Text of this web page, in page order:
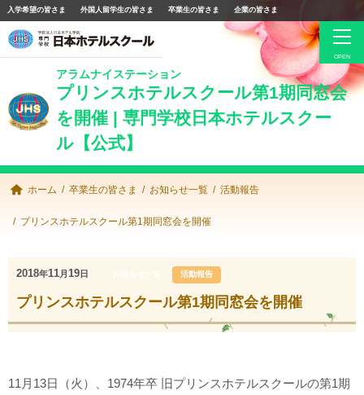
入学希望の皆さま 外国人留学生の皆さま 卒業生の皆さま 企業の皆さま
アラムナイステーション
プリンスホテルスクール第1期同窓会
を開催 | 専門学校日本ホテルスクー
ル【公式】
卒業生の皆さま
JHS同窓会について
手続き・サービス
お知らせ一覧
Facebook
専門学校日本ホテルスクール公式サイト
ホーム 卒業生の皆さま お知らせ一覧 活動報告
プリンスホテルスクール第1期同窓会を開催
2018年11月19日 活動報告
プリンスホテルスクール第1期同窓会を開催
11月13日（火）、1974年卒 旧プリンスホテルスクールの第1期